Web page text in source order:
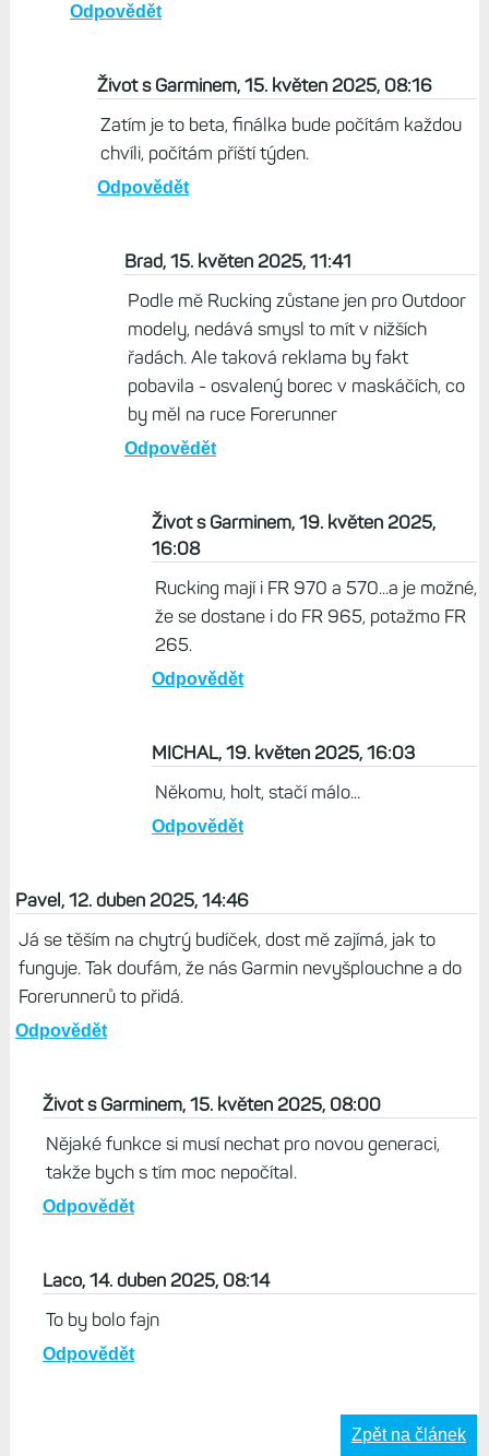
Odpovědět
Život s Garminem, 15. květen 2025, 08:16
Zatím je to beta, finálka bude počítám každou
chvíli, počítám příští týden.
Odpovědět
Brad, 15. květen 2025, 11:41
Podle mě Rucking zůstane jen pro Outdoor
modely, nedává smysl to mít v nižších
řadách. Ale taková reklama by fakt
pobavila - osvalený borec v maskáčích, co
by měl na ruce Forerunner
Odpovědět
Život s Garminem, 19. květen 2025,
16:08
Rucking mají i FR 970 a 570...a je možné,
že se dostane i do FR 965, potažmo FR
265.
Odpovědět
MICHAL, 19. květen 2025, 16:03
Někomu, holt, stačí málo...
Odpovědět
Pavel, 12. duben 2025, 14:46
Já se těším na chytrý budíček, dost mě zajímá, jak to
funguje. Tak doufám, že nás Garmin nevyšplouchne a do
Forerunnerů to přidá.
Odpovědět
Život s Garminem, 15. květen 2025, 08:00
Nějaké funkce si musí nechat pro novou generaci,
takže bych s tím moc nepočítal.
Odpovědět
Laco, 14. duben 2025, 08:14
To by bolo fajn
Odpovědět
Zpět na článek